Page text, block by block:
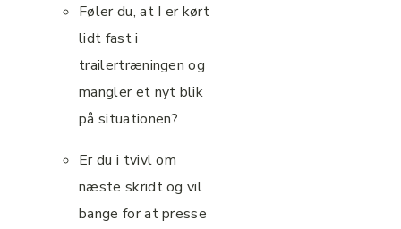
Føler du, at I er kørt
lidt fast i
trailertræningen og
mangler et nyt blik
på situationen?
Er du i tvivl om
næste skridt og vil
bange for at presse